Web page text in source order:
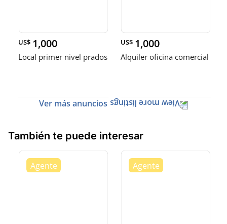
US$ 1,000
Local primer nivel prados
US$ 1,000
Alquiler oficina comercial
Ver más anuncios
También te puede interesar